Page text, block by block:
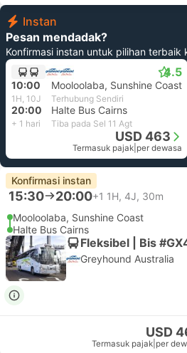
Instan
Pesan mendadak?
Konfirmasi instan untuk pilihan terbaik
4.5
10:00 Mooloolaba, Sunshine Coast
1H, 10J Terhubung Sendiri
20:00 Halte Bus Cairns
+ 1 hari Tiba pada Sel 11 Agt
USD 463
Termasuk pajak per dewasa
Konfirmasi instan
15:30 20:00+1 1H, 4J, 30m
Mooloolaba, Sunshine Coast
Halte Bus Cairns
Fleksibel | Bis
Greyhound Australia
USD
Termasuk pajak per